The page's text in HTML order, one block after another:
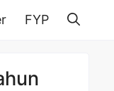
FYP